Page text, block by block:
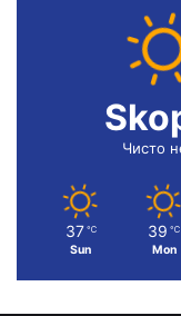
Чисто
37 ℃
Sun
39 ℃
Mon